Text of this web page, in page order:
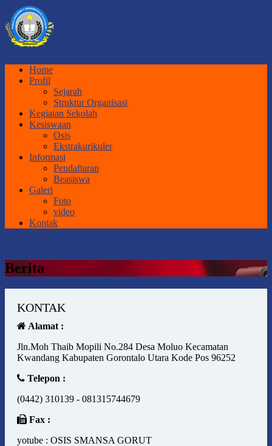
Home
Profil
Sejarah
Struktur Organisasi
Kegiatan Sekolah
Kesiswaan
Osis
Ekstrakurikuler
Informasi
Pendaftaran
Beasiswa
Galeri
Foto
video
Kontak
Berita
KONTAK
Alamat :
Jln.Moh Thaib Mopili No.284 Desa Moluo Kecamatan
Kwandang Kabupaten Gorontalo Utara Kode Pos 96252
Telepon :
(0442) 310139 - 081315744679
Fax :
yotube : OSIS SMANSA GORUT